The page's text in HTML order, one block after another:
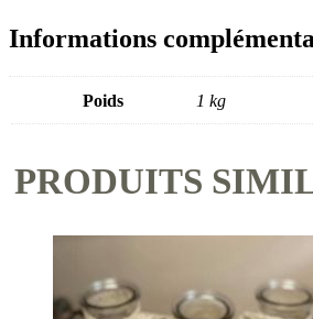
Informations
Poids 1 kg
PRODUITS